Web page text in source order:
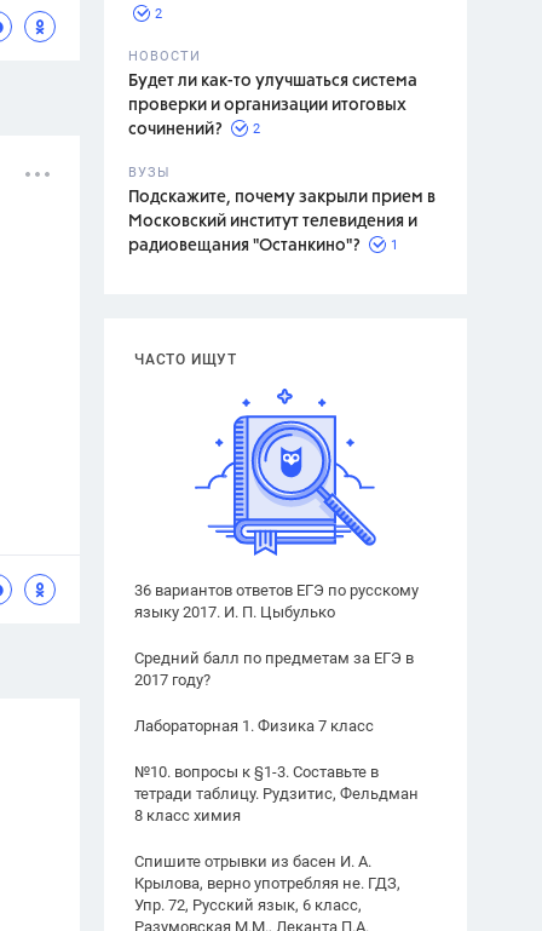
2
НОВОСТИ
Будет ли как-то улучшаться система
проверки и организации итоговых
сочинений?
2
ВУЗЫ
Подскажите, почему закрыли прием в
Московский институт телевидения и
радиовещания "Останкино"?
1
ЧАСТО ИЩУТ
36 вариантов ответов ЕГЭ по русскому
языку 2017. И. П. Цыбулько
Средний балл по предметам за ЕГЭ в
2017 году?
Лабораторная 1. Физика 7 класс
№10. вопросы к §1-3. Составьте в
тетради таблицу. Рудзитис, Фельдман
8 класс химия
Спишите отрывки из басен И. А.
Крылова, верно употребляя не. ГДЗ,
Упр. 72, Русский язык, 6 класс,
Разумовская М.М., Леканта П.А.